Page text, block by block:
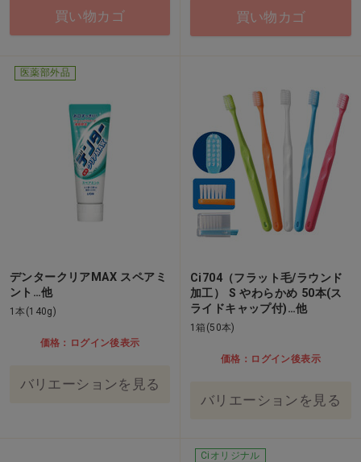
買い物カゴ 買い物カゴ
医薬部外品
デンタークリアMAX スペアミ
ント…他
1本(140g)
価格：ログイン後表示
バリエーションを見る
Ci704（フラット毛/ラウンド
加工） S やわらかめ 50本(ス
ライドキャップ付)…他
1箱(50本)
価格：ログイン後表示
バリエーションを見る
Ciオリジナル